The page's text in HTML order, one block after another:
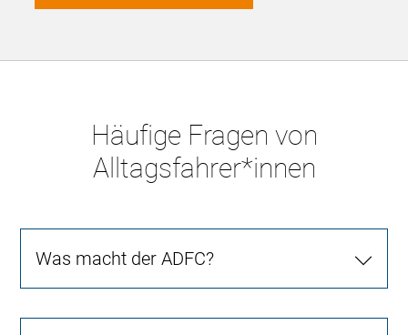
Häufige Fragen von
Alltagsfahrer*innen
Was macht der ADFC?